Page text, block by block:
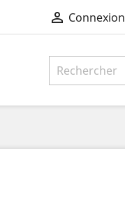
 Connexion